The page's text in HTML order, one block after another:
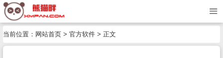
当前位置： 网站首页 > 官方软件 > 正文